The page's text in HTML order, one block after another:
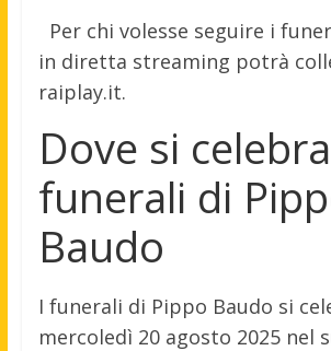
Per chi volesse seguire i
in diretta streaming potrà
raiplay.it.
Dove si
funerali di
Baudo
I funerali di Pippo Baudo si
mercoledì 20 agosto 2025 nel